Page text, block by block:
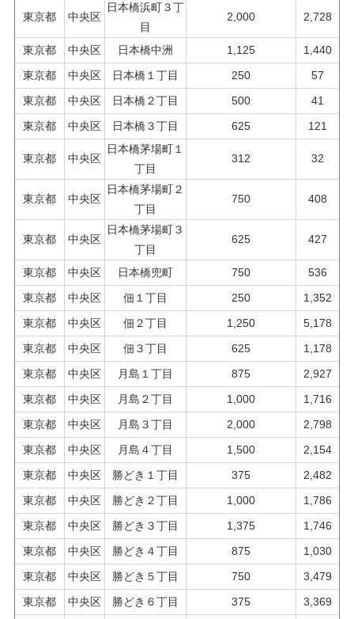
東京都 中央区
日本橋浜町３丁
目
2,000 2,728
東京都 中央区 日本橋中洲 1,125
1,440
東京都
中央区 日本橋１丁目 250
57
東京都
中央区 日本橋２丁目 500
41
東京都
中央区 日本橋３丁目 625 121
東京都 中央区
日本橋茅場町１
丁目
312 32
東京都 中央区
日本橋茅場町２
丁目
750 408
東京都 中央区
日本橋茅場町３
丁目
625 427
東京都 中央区 日本橋兜町 750
536
東京都
中央区 佃１丁目 250
1,352
東京都
中央区 佃２丁目 1,250
5,178
東京都
中央区 佃３丁目 625
1,178
東京都
中央区 月島１丁目 875
2,927
東京都
中央区 月島２丁目 1,000
1,716
東京都
中央区 月島３丁目 2,000
2,798
東京都
中央区 月島４丁目 1,500
2,154
東京都
中央区 勝どき１丁目 375
2,482
東京都
中央区 勝どき２丁目 1,000
1,786
東京都
中央区 勝どき３丁目 1,375
1,746
東京都
中央区 勝どき４丁目 875
1,030
東京都
中央区 勝どき５丁目 750
3,479
東京都
中央区 勝どき６丁目 375 3,369